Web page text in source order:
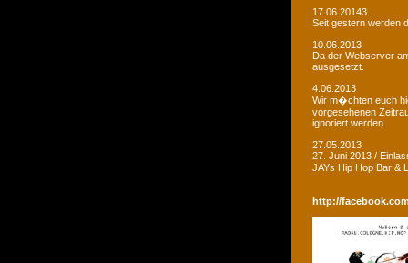
17.06.20143
Seit gestern werden
10.06.2013
Da der Webserver
ausgesetzt.
4.06.2013
Wir m�chten euch
vorgesehenen
ignoriert werden.
27.05.2013
27. Juni 2013 /
JAYs Hip Hop Bar &
http://